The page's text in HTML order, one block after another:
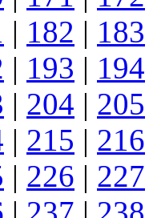
| 182 | 183
| 193 | 194
| 204 | 205
| 215 | 216
| 226 | 227